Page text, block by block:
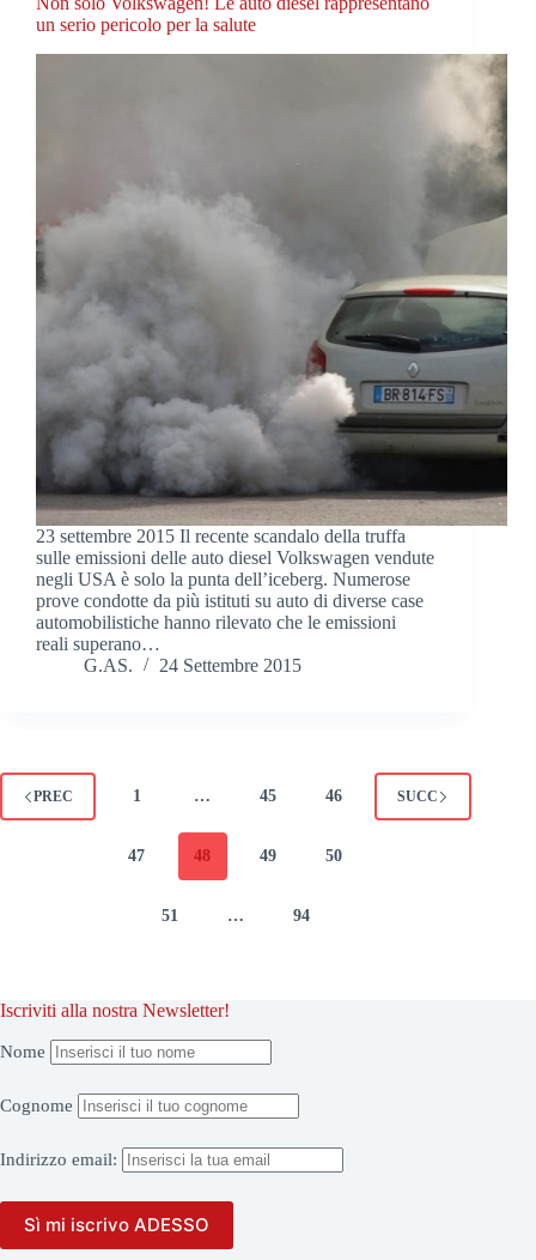
un serio pericolo per la salute
23 settembre 2015 Il recente scandalo della truffa
sulle emissioni delle auto diesel Volkswagen vendute
negli USA è solo la punta dell’iceberg. Numerose
prove condotte da più istituti su auto di diverse case
automobilistiche hanno rilevato che le emissioni
reali superano…
G.AS.
24 Settembre 2015
PREC 1 … 45 46
47 48 49 50
51 … 94
SUCC
Iscriviti alla nostra Newsletter!
Nome
Cognome
Indirizzo email: